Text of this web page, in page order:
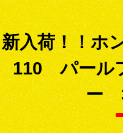
新入荷！！ホ
110 パール
ー